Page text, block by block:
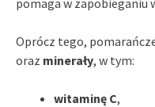
Oprócz tego,
oraz minerały, w tym:
witaminę C,